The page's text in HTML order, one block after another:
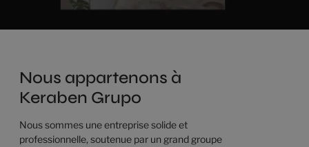
Nous appartenons à
Keraben Grupo
Nous sommes une entreprise solide et
professionnelle, soutenue par un grand groupe